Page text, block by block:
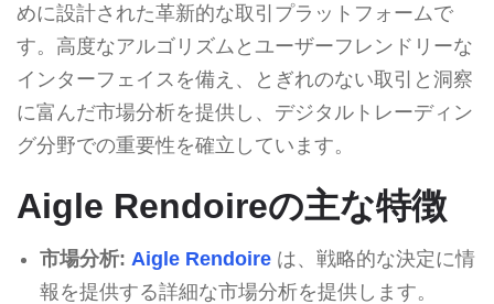
めに設計された革新的な取引プラットフォームで
す。高度なアルゴリズムとユーザーフレンドリーな
インターフェイスを備え、とぎれのない取引と洞察
に富んだ市場分析を提供し、デジタルトレーディン
グ分野での重要性を確立しています。
Aigle Rendoireの主な特徴
市場分析: Aigle Rendoireは、戦略的な決定に情
報を提供する詳細な市場分析を提供します。